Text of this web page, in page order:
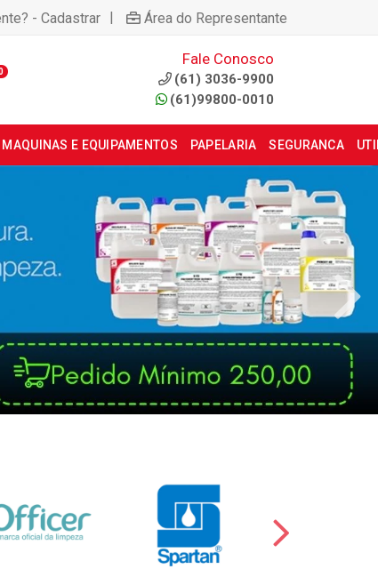
- Cadastrar | Área do Representante
Fale Conosco
(61) 3036-9900
(61)99800-0010
MAQUINAS E EQUIPAMENTOS PAPELARIA SEGURANCA